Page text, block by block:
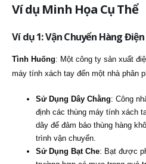
Ví dụ Minh Họa Cụ Thể
Ví dụ 1: Vận Chuyển Hàng
Tình Huống: Một công ty sản xuất
máy tính xách tay đến một nhà phân
Sử Dụng Dây Chằng: Công
định các thùng máy tính xách
dây để đảm bảo thùng hàng
trình vận chuyển.
Sử Dụng Bạt Che: Bạt được